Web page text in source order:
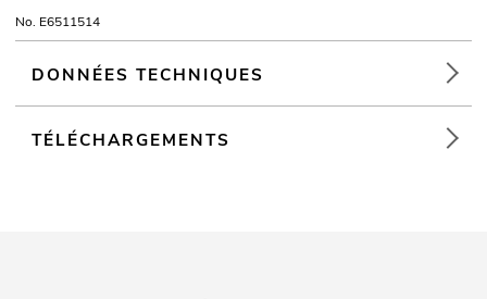
No. E6511514
DONNÉES TECHNIQUES
TÉLÉCHARGEMENTS